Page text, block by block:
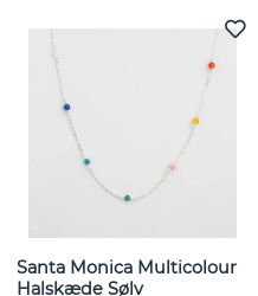
Santa Monica Multicolour
Halskæde Sølv